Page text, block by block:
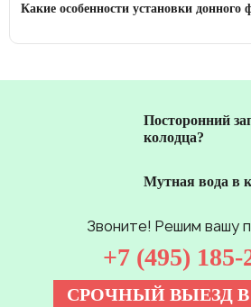
Какие особенности установки донного
Посторонний
колодца?
Мутная вода в
Звоните! Решим вашу
+7 (495) 185-
СРОЧНЫЙ ВЫЕЗД